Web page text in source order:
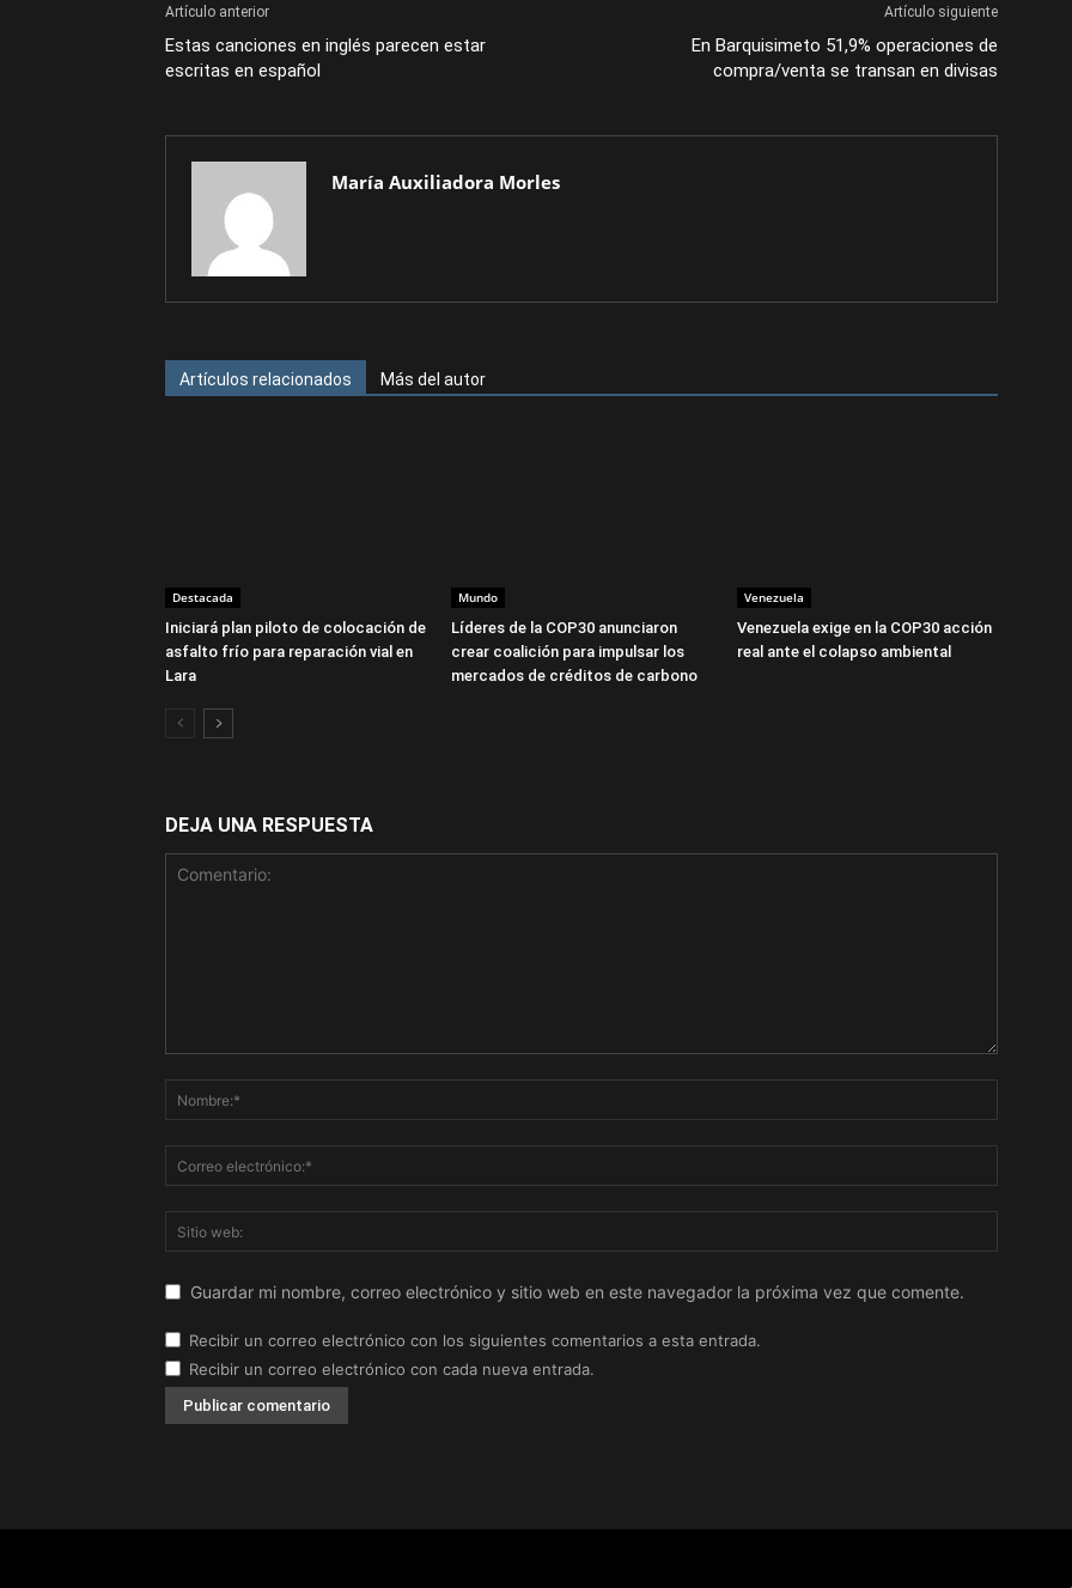
Artículo anterior
Estas canciones en inglés parecen estar
escritas en español
Artículo siguiente
En Barquisimeto 51,9% operaciones de
compra/venta se transan en divisas
María Auxiliadora Morles
Artículos relacionados Más del autor
Destacada
Iniciará plan piloto de colocación de
asfalto frío para reparación vial en
Lara
Mundo
Líderes de la COP30 anunciaron
crear coalición para impulsar los
mercados de créditos de carbono
Venezuela
Venezuela exige en la COP30 acción
real ante el colapso ambiental
DEJA UNA RESPUESTA
Guardar mi nombre, correo electrónico y sitio web en este navegador la próxima vez que comente.
Recibir un correo electrónico con los siguientes comentarios a esta entrada.
Recibir un correo electrónico con cada nueva entrada.